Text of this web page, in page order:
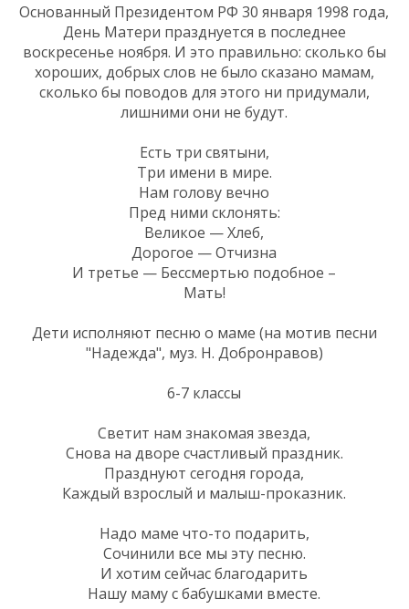
Основанный Президентом РФ 30 января 1998 года,
День Матери празднуется в последнее
воскресенье ноября. И это правильно: сколько бы
хороших, добрых слов не было сказано мамам,
сколько бы поводов для этого ни придумали,
лишними они не будут.
Есть три святыни,
Три имени в мире.
Нам голову вечно
Пред ними склонять:
Великое — Хлеб,
Дорогое — Отчизна
И третье — Бессмертью подобное –
Мать!
Дети исполняют песню о маме (на мотив песни
"Надежда", муз. Н. Добронравов)
6-7 классы
Светит нам знакомая звезда,
Снова на дворе счастливый праздник.
Празднуют сегодня города,
Каждый взрослый и малыш-проказник.
Надо маме что-то подарить,
Сочинили все мы эту песню.
И хотим сейчас благодарить
Нашу маму с бабушками вместе.